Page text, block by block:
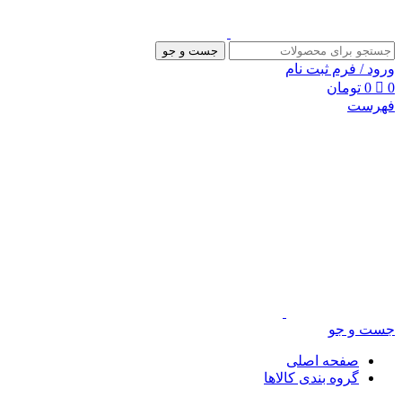
جست و جو
ورود / فرم ثبت نام
0
0 تومان
فهرست
جست و جو
صفحه اصلی
گروه بندی کالاها